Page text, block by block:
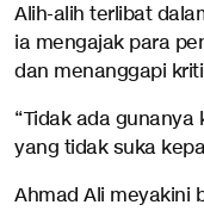
Alih-alih terlibat
ia mengajak para
dan menanggapi
“Tidak ada
yang tidak suka
Ahmad Ali meyakini